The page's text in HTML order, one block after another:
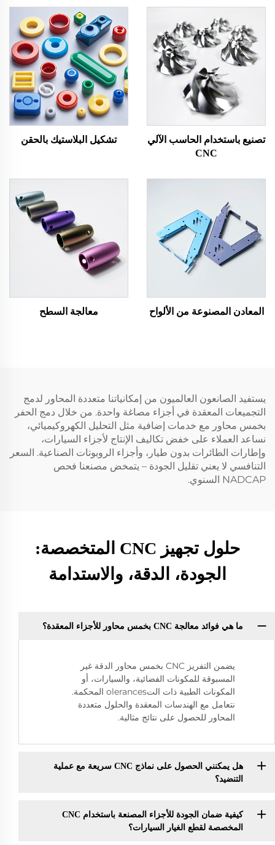
تصنيع باستخدام الحاسب الآلي
CNC
تشكيل البلاستيك بالحقن
المعادن المصنوعة من الألواح معالجة السطح
يستفيد الصانعون العالميون من إمكانياتنا متعددة المحاور لدمج
التجميعات المعقدة في أجزاء مصاغة واحدة. من خلال دمج الحفر
بخمس محاور مع خدمات إضافية مثل التحليل الكهروكيميائي،
نساعد العملاء على خفض تكاليف الإنتاج لأجزاء السيارات،
وإطارات الطائرات بدون طيار، وأجزاء الروبوتات الصناعية. السعر
التنافسي لا يعني تقليل الجودة – يتمخض مصنعنا فحص
NADCAP السنوي.
حلول تجهيز CNC المتخصصة:
الجودة، الدقة، والاستدامة
ما هي فوائد معالجة CNC بخمس محاور للأجزاء المعقدة؟
يضمن التفريز CNC بخمس محاور الدقة غير
المسبوقة للمكونات الفضائية، والسيارات، أو
المكونات الطبية ذات التolerances المحكمة.
نتعامل مع الهندسات المعقدة والحلول متعددة
المحاور للحصول على نتائج مثالية.
هل يمكنني الحصول على نماذج CNC سريعة مع عملية
التنضيد؟
كيفية ضمان الجودة للأجزاء المصنعة باستخدام CNC
المخصصة لقطع الغيار السيارات؟